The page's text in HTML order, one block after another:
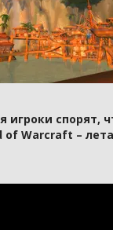
игроки спорят,
of Warcraft –